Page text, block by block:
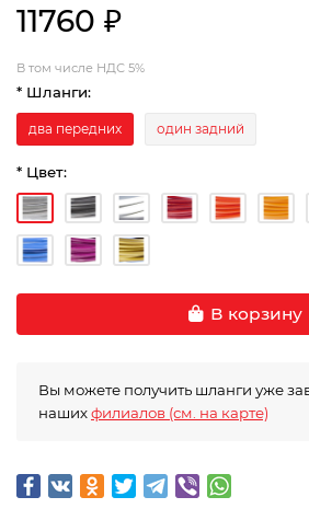
11760 ₽
В том числе НДС 5%
* Шланги:
два передних один задний
* Цвет:
В корзину
Вы можете получить шланги уже
нашихфилиалов (см. на карте)